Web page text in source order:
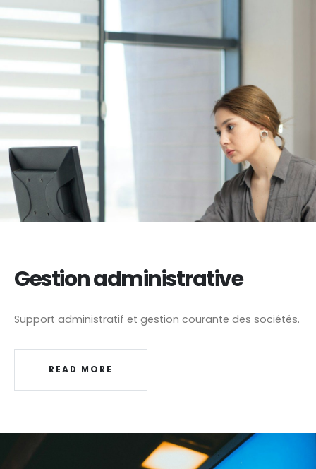
Gestion administrative
Support administratif et gestion courante des sociétés.
READ MORE